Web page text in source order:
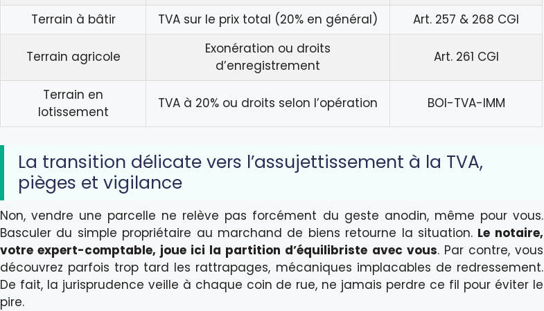
Terrain à bâtir
TVA sur le prix total (20% en général) Art. 257 & 268 CGI
Terrain agricole
Exonération ou droits
d’enregistrement
Art. 261 CGI
Terrain en
lotissement
TVA à 20% ou droits selon l’opération BOI-TVA-IMM
La transition délicate vers l’assujettissement à la TVA,
pièges et vigilance
Non, vendre une parcelle ne relève pas forcément du geste anodin, même pour vous.
Basculer du simple propriétaire au marchand de biens retourne la situation. Le notaire,
votre expert-comptable, joue ici la partition d’équilibriste avec vous. Par contre, vous
découvrez parfois trop tard les rattrapages, mécaniques implacables de redressement.
De fait, la jurisprudence veille à chaque coin de rue, ne jamais perdre ce fil pour éviter le
pire.